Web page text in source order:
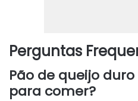
Perguntas
Pão de queijo
para comer?